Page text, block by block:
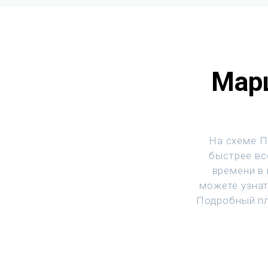
На схеме
быстрее
времени в
можете
Подробный